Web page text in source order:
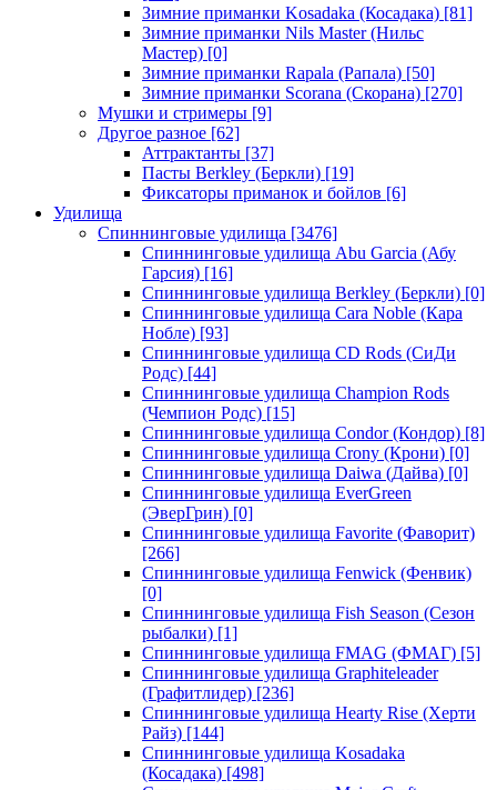
Зимние приманки Kosadaka (Косадака) [81]
Зимние приманки Nils Master (Нильс
Мастер) [0]
Зимние приманки Rapala (Рапала) [50]
Зимние приманки Scorana (Скорана) [270]
Мушки и стримеры [9]
Другое разное [62]
Аттрактанты [37]
Пасты Berkley (Беркли) [19]
Фиксаторы приманок и бойлов [6]
Удилища
Спиннинговые удилища [3476]
Спиннинговые удилища Abu Garcia (Абу
Гарсия) [16]
Спиннинговые удилища Berkley (Беркли) [0]
Спиннинговые удилища Cara Noble (Кара
Нобле) [93]
Спиннинговые удилища CD Rods (СиДи
Родс) [44]
Спиннинговые удилища Champion Rods
(Чемпион Родс) [15]
Спиннинговые удилища Condor (Кондор) [8]
Спиннинговые удилища Crony (Крони) [0]
Спиннинговые удилища Daiwa (Дайва) [0]
Спиннинговые удилища EverGreen
(ЭверГрин) [0]
Спиннинговые удилища Favorite (Фаворит)
[266]
Спиннинговые удилища Fenwick (Фенвик)
[0]
Спиннинговые удилища Fish Season (Сезон
рыбалки) [1]
Спиннинговые удилища FMAG (ФМАГ) [5]
Спиннинговые удилища Graphiteleader
(Графитлидер) [236]
Спиннинговые удилища Hearty Rise (Херти
Райз) [144]
Спиннинговые удилища Kosadaka
(Косадака) [498]